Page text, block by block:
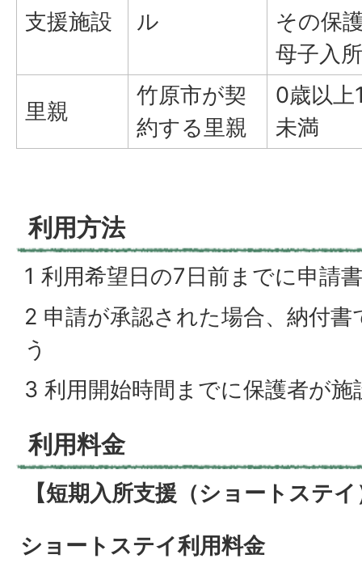
支援施設
ル
その保
母子入
里親
竹原市が契
約する里親
0歳以上
未満
利用方法
1 利用希望日の7日前までに申請
2 申請が承認された場合、納付
う
3 利用開始時間までに保護者が施
利用料金
【短期入所支援（ショートステ
ショートステイ利用料金